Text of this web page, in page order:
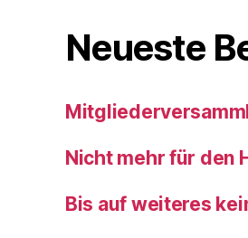
Neueste
Nicht mehr für den
Bis auf weiteres